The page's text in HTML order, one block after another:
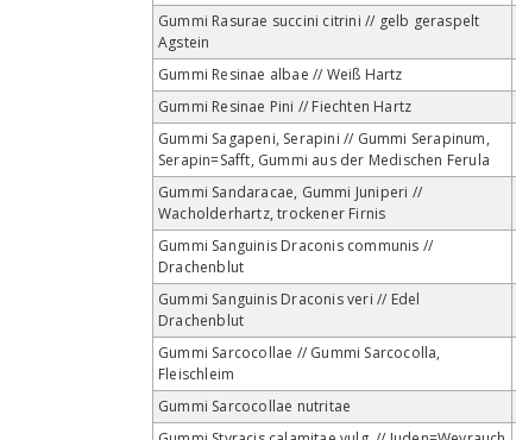
Gummi Rasurae succini citrini // gelb geraspelt
Agstein
Gummi Resinae albae // Weiß Hartz
Gummi Resinae Pini // Fiechten Hartz
Gummi Sagapeni, Serapini // Gummi Serapinum,
Serapin=Safft, Gummi aus der Medischen Ferula
Gummi Sandaracae, Gummi Juniperi //
Wacholderhartz, trockener Firnis
Gummi Sanguinis Draconis communis //
Drachenblut
Gummi Sanguinis Draconis veri // Edel
Drachenblut
Gummi Sarcocollae // Gummi Sarcocolla,
Fleischleim
Gummi Sarcocollae nutritae